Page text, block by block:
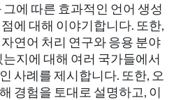
에 따른 효과적인 언어 생성
에 대해 이야기합니다. 또한,
연어 처리 연구와 응용 분야
지에 대해 여러 국가들에서
사례를 제시합니다. 또한, 오
경험을 토대로 설명하고, 이